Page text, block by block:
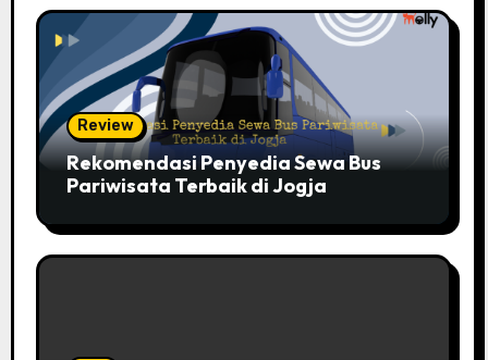
Review
Rekomendasi Penyedia Sewa Bus
Pariwisata Terbaik di Jogja